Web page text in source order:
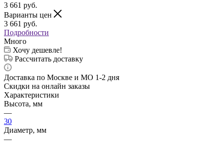
3 661 руб.
Варианты цен
3 661 руб.
Подробности
Много
Хочу дешевле!
Рассчитать доставку
Доставка по Москве и МО 1-2 дня
Скидки на онлайн заказы
Характеристики
Высота, мм
—
30
Диаметр, мм
—